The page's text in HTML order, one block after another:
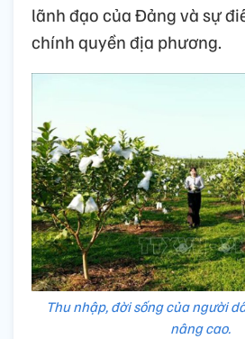
lãnh đạo của Đảng và sự
chính quyền địa phương.
Thu nhập, đời sống của người
nâng cao.